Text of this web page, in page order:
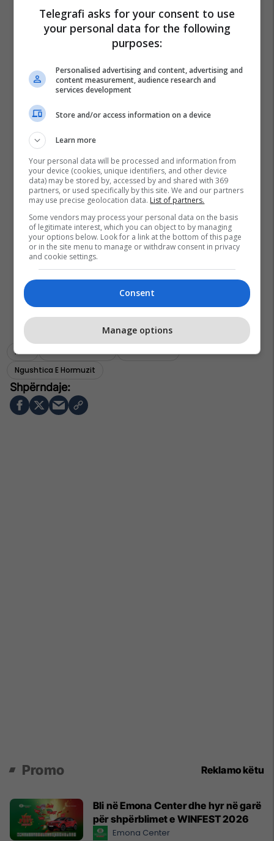
Irani Britania E Madhe
Lufta Në Iran
Ngushtica E Hormuzit
Promo Reklamo këtu
Bli në Emona Center dhe hyr në garë
për shpërblimet e WINFEST 2026
Emona Center
Telegrafi asks for your consent to use
your personal data for the following
purposes:
Personalised advertising and content, advertising and
content measurement, audience research and
services development
Store and/or access information on a device
Learn more
Your personal data will be processed and information from
your device (cookies, unique identifiers, and other device
data) may be stored by, accessed by and shared with 369
partners, or used specifically by this site. We and our partners
may use precise geolocation data. List of partners.
Some vendors may process your personal data on the basis
of legitimate interest, which you can object to by managing
your options below. Look for a link at the bottom of this page
or in the site menu to manage or withdraw consent in privacy
and cookie settings.
Consent
Manage options